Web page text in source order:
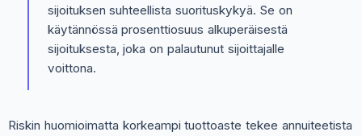
sijoituksen suhteellista suorituskykyä. Se on
käytännössä prosenttiosuus alkuperäisestä
sijoituksesta, joka on palautunut sijoittajalle
voittona.
Riskin huomioimatta korkeampi tuottoaste tekee annuiteetista